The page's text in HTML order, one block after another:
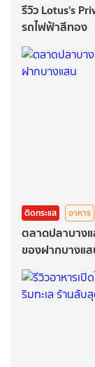
รีวิว Lotus's
รถไฟฟ้าสีทอง
ติดกระแส อาหาร
ตลาดปลาบาง
ของฝากบางแ